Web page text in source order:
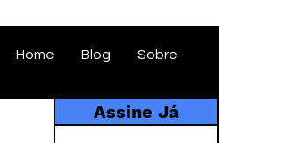
Home Blog Sobre
Assine Já